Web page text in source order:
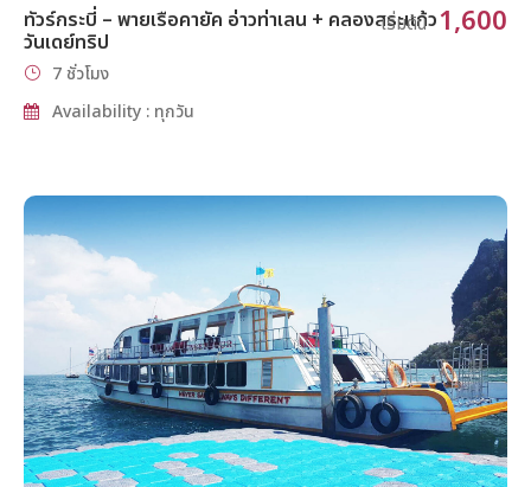
ทัวร์กระบี่ – พายเรือคายัค อ่าวท่าเลน + คลองสระแก้ว
วันเดย์ทริป
เริ่มต้น 1,600
7 ชั่วโมง
Availability : ทุกวัน